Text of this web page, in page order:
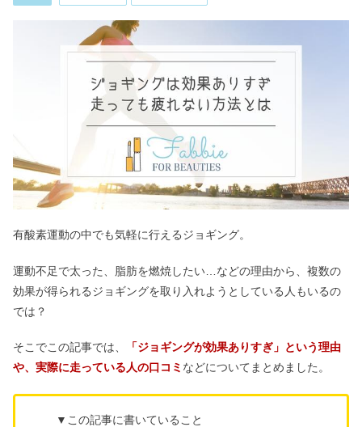
有酸素運動の中でも気軽に行えるジョギング。
運動不足で太った、脂肪を燃焼したい…などの理由から、複数の
効果が得られるジョギングを取り入れようとしている人もいるの
では？
そこでこの記事では、
「ジョギングが効果ありすぎ」という理由
や、実際に走っている人の口コミ などについてまとめました。
▼この記事に書いていること